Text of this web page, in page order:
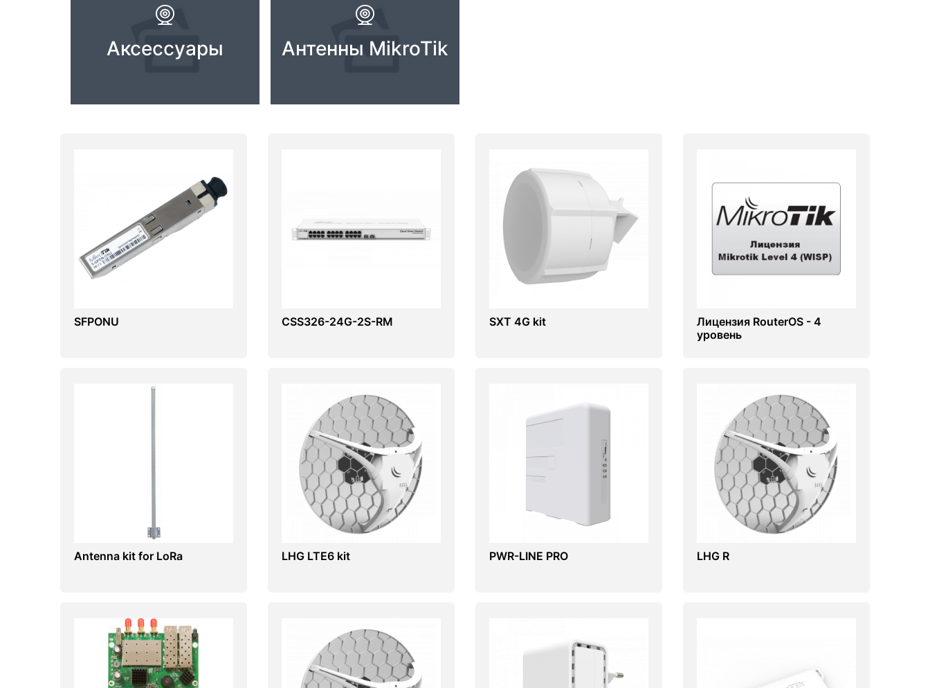
Комплектующие ПК
Аксессуары Антенны MikroTik
SFPONU CSS326-24G-2S-RM SXT 4G kit
Лицензия RouterOS - 4
уровень
Antenna kit for LoRa LHG LTE6 kit PWR-LINE PRO LHG R